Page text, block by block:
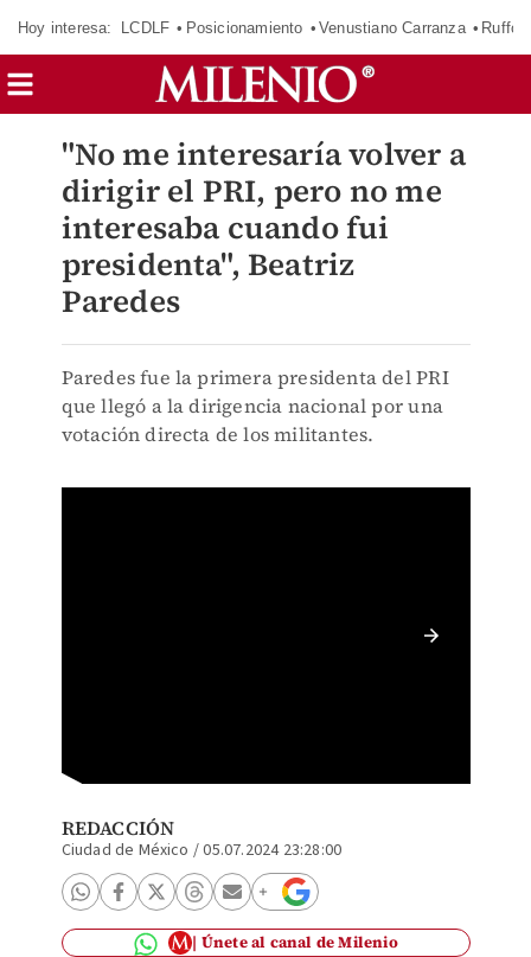
Hoy interesa: LCDLF Posicionamiento Venustiano Carranza Ruffo
"No me interesaría volver a
dirigir el PRI, pero no me
interesaba cuando fui
presidenta", Beatriz
Paredes
Paredes fue la primera presidenta del PRI
que llegó a la dirigencia nacional por una
votación directa de los militantes.
REDACCIÓN
Ciudad de México /05.07.2024 23:28:00
Únete al canal de Milenio